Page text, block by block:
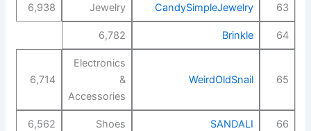
63
CandySimpleJewelry
Jewelry
6,938
64
Brinkle
6,782
65
WeirdOldSnail
Electronics
&
Accessories
6,714
66
SANDALI
Shoes
6,562